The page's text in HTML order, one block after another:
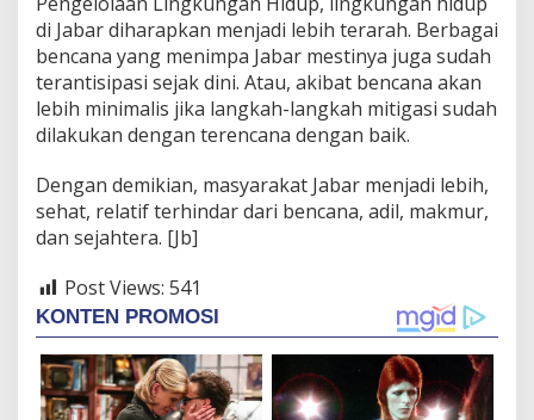
di Jabar diharapkan menjadi lebih terarah. Berbagai
bencana yang menimpa Jabar mestinya juga sudah
terantisipasi sejak dini. Atau, akibat bencana akan
lebih minimalis jika langkah-langkah mitigasi sudah
dilakukan dengan terencana dengan baik.
Dengan demikian, masyarakat Jabar menjadi lebih,
sehat, relatif terhindar dari bencana, adil, makmur,
dan sejahtera. [Jb]
Post Views: 541